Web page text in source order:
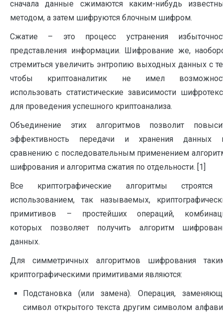
сначала данные сжимаются каким-нибудь
методом, а затем шифруются блочным шифром.
Сжатие – это процесс устранения
представления информации. Шифрование же,
стремиться увеличить энтропию выходных данных с
чтобы криптоаналитик не имел
использовать статистические зависимости
для проведения успешного криптоанализа.
Объединение этих алгоритмов позволит
эффективность передачи и хранения данных
сравнению с последовательным применением
шифрования и алгоритма сжатия по отдельности. [1]
Все криптографические алгоритмы
использованием, так называемых,
примитивов – простейших операций,
которых позволяет получить алгоритм
данных.
Для симметричных алгоритмов шифрования
криптографическими примитивами являются:
Подстановка (или замена). Операция,
символ открытого текста другим символом